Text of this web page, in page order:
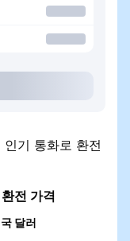
기 통화로 환전
전 가격
달러